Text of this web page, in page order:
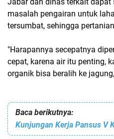
masalah pengairan untuk
tersumbat, sehingga
"Harapannya secepatnya
cepat, karena air itu penting,
organik bisa beralih ke
Baca berikutnya: